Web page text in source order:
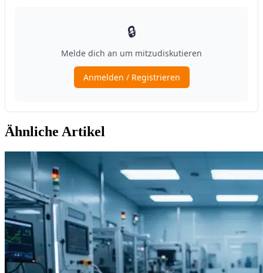
Ähnliche Artikel